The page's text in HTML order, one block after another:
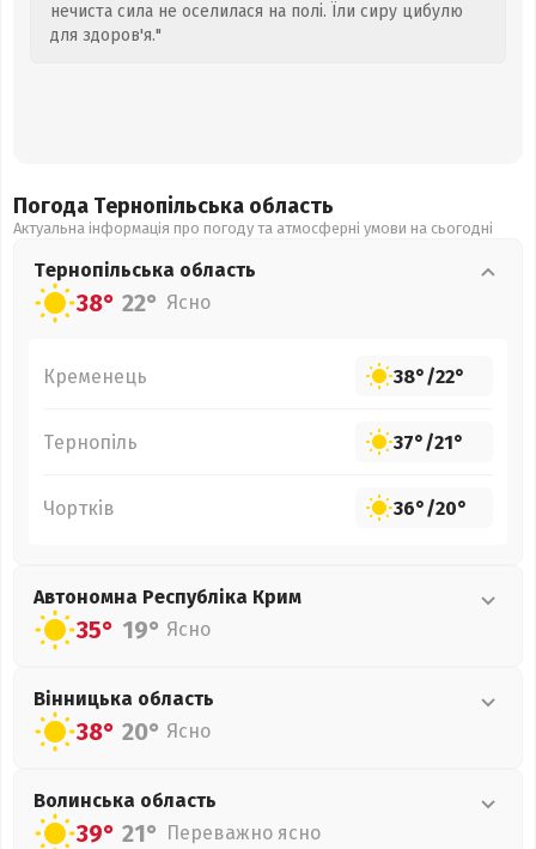
нечиста сила не оселилася на полі. Їли сиру цибулю
для здоров'я."
Погода Тернопільська область
Актуальна інформація про погоду та атмосферні умови на сьогодні
Тернопільська область
38° 22° Ясно
Кременець 38°/22°
Тернопіль 37°/21°
Чортків 36°/20°
Автономна Республіка Крим
35° 19° Ясно
Вінницька область
38° 20° Ясно
Волинська область
39° 21° Переважно ясно